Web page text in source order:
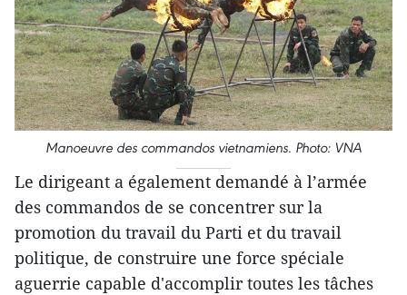
Manoeuvre des commandos vietnamiens. Photo: VNA
Le dirigeant a également demandé à l’armée
des commandos de se concentrer sur la
promotion du travail du Parti et du travail
politique, de construire une force spéciale
aguerrie capable d'accomplir toutes les tâches